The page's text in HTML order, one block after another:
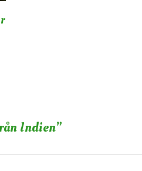
Indien”